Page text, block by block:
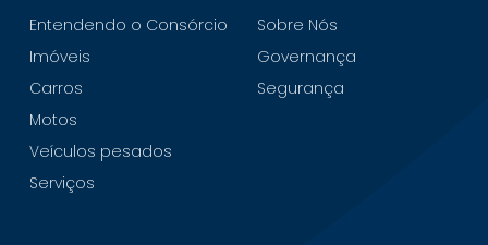
Entendendo o Consórcio
Imóveis
Carros
Motos
Veículos pesados
Serviços
Sobre Nós
Governança
Segurança